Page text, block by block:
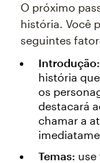
O próximo
história. Você
seguintes
Introdução:
história
os
destacará
chamar a
Temas: use